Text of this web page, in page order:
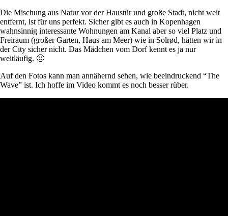
Die Mischung aus Natur vor der Haustür und große Stadt, nicht weit
entfernt, ist für uns perfekt. Sicher gibt es auch in Kopenhagen
wahnsinnig interessante Wohnungen am Kanal aber so viel Platz und
Freiraum (großer Garten, Haus am Meer) wie in Solrød, hätten wir in
der City sicher nicht. Das Mädchen vom Dorf kennt es ja nur
weitläufig. 🙂
Auf den Fotos kann man annähernd sehen, wie beeindruckend “The
Wave” ist. Ich hoffe im Video kommt es noch besser rüber.